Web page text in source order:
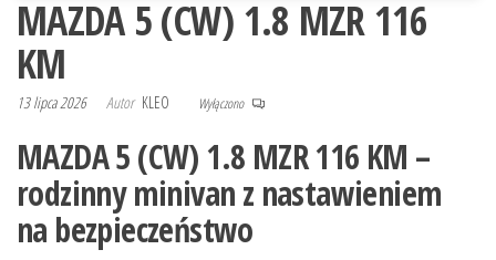
MAZDA 5 (CW) 1.8 MZR 116
KM
13 lipca 2026 Autor KLEO Wyłączono
MAZDA 5 (CW) 1.8 MZR 116 KM –
rodzinny minivan z nastawieniem
na bezpieczeństwo